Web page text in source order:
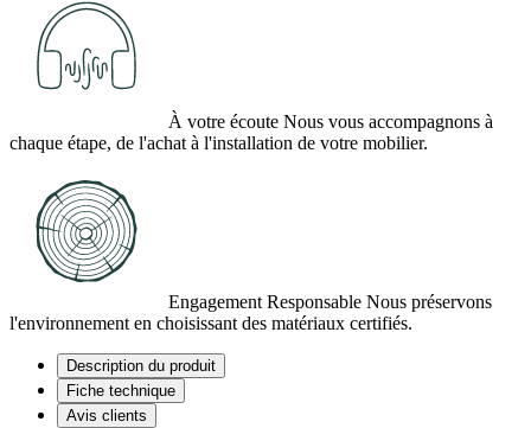
À votre écoute Nous vous accompagnons à
chaque étape, de l'achat à l'installation de votre mobilier.
Engagement Responsable Nous préservons
l'environnement en choisissant des matériaux certifiés.
Description du produit
Fiche technique
Avis clients